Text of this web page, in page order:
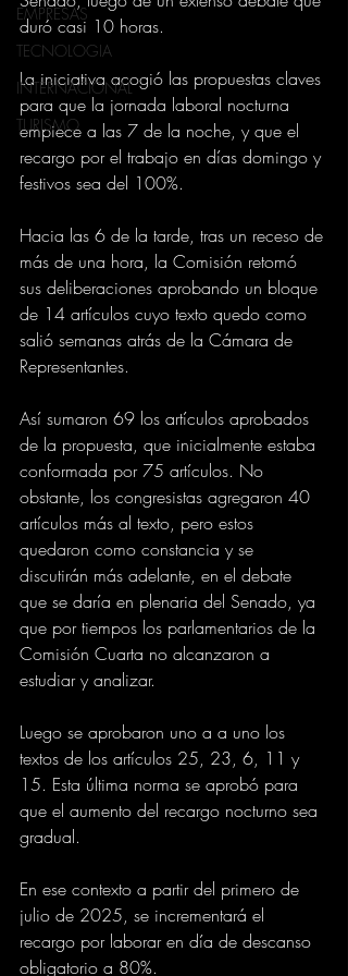
EMPRESAS
TECNOLOGIA
INTERNACIONAL
TURISMO
duró casi 10 horas.
La iniciativa acogió las propuestas claves
para que la jornada laboral nocturna
empiece a las 7 de la noche, y que el
recargo por el trabajo en días domingo y
festivos sea del 100%.
Hacia las 6 de la tarde, tras un receso de
más de una hora, la Comisión retomó
sus deliberaciones aprobando un bloque
de 14 artículos cuyo texto quedo como
salió semanas atrás de la Cámara de
Representantes.
Así sumaron 69 los artículos aprobados
de la propuesta, que inicialmente estaba
conformada por 75 artículos. No
obstante, los congresistas agregaron 40
artículos más al texto, pero estos
quedaron como constancia y se
discutirán más adelante, en el debate
que se daría en plenaria del Senado, ya
que por tiempos los parlamentarios de la
Comisión Cuarta no alcanzaron a
estudiar y analizar.
Luego se aprobaron uno a a uno los
textos de los artículos 25, 23, 6, 11 y
15. Esta última norma se aprobó para
que el aumento del recargo nocturno sea
gradual.
En ese contexto a partir del primero de
julio de 2025, se incrementará el
recargo por laborar en día de descanso
obligatorio a 80%.